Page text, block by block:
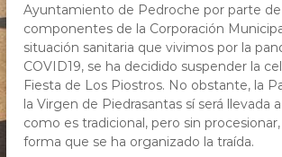
h
e
,
C
ó
r
b
Ayuntamiento de Pedroche por parte
componentes de la Corporación
situación sanitaria que vivimos por la
COVID19, se ha decidido suspender la
Fiesta de Los Piostros. No obstante, la
la Virgen de Piedrasantas sí será llevada
como es tradicional, pero sin
forma que se ha organizado la traída.